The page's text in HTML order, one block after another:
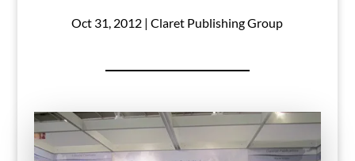
Oct 31, 2012 |Claret Publishing Group